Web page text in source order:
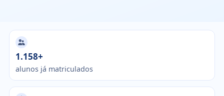
1.158+
alunos já matriculados